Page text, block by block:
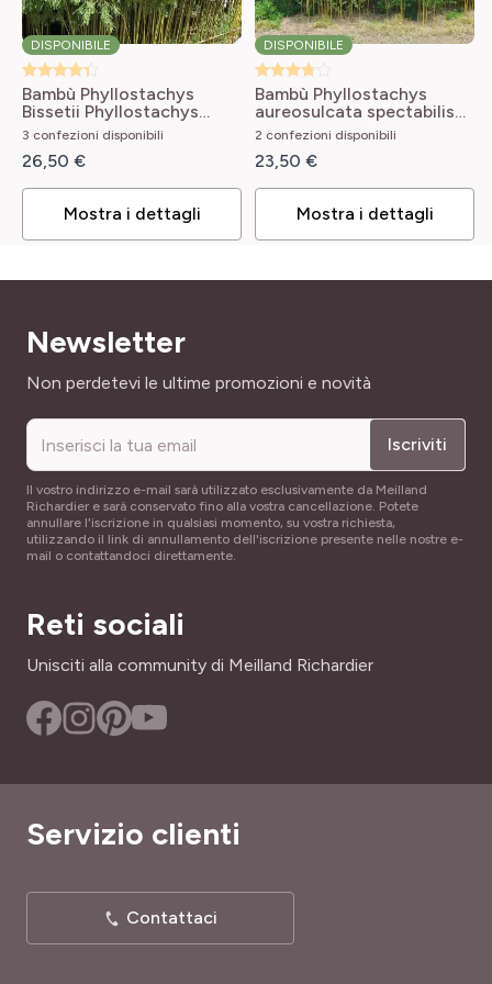
SKU
95752
Portamento geometrico, Corteccia decorativa
LARGHEZZA ADULTA
3 m
TIPO DI TERRENO
DISPONIBILE
Bambù Phyllostachys
Bissetii Phyllostachys
bissetii
3 confezioni disponibili
26,50 €
Mostra i dettagli
DISPONIBILE
Bambù Phyllostachys
aureosulcata spectabilis
Phyllostachys
aureosulcata Spectabilis
2 confezioni disponibili
23,50 €
Mostra i dettagli
Newsletter
Indirizzo email
Non perdetevi le ultime promozioni e novità
Iscriviti
Il vostro indirizzo e-mail sarà utilizzato esclusivamente da Meilland
Richardier e sarà conservato fino alla vostra cancellazione. Potete
annullare l'iscrizione in qualsiasi momento, su vostra richiesta,
utilizzando il link di annullamento dell'iscrizione presente nelle nostre e-
mail o contattandoci direttamente.
Reti sociali
Unisciti alla community di Meilland Richardier
Servizio clienti
Contattaci